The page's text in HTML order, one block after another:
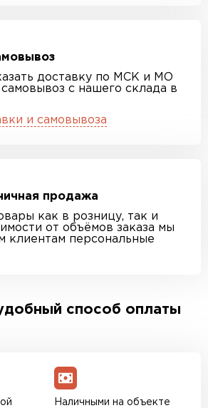
доставку по МСК и МО
с нашего склада в
и самовывоза
продажа
как в розницу, так и
от объёмов заказа мы
клиентам персональные
способ оплаты
Наличными на объекте